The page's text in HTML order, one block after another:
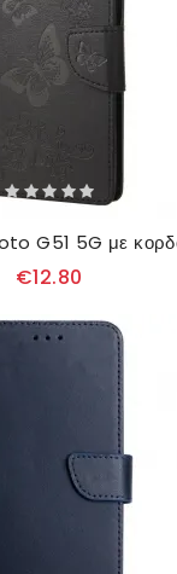
€12.80